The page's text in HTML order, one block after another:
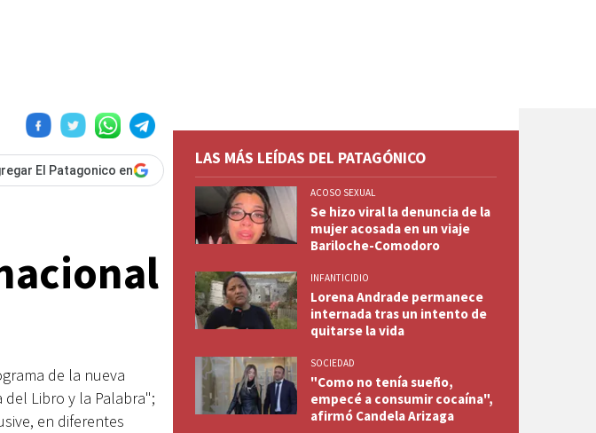
El Patagonico en
de la nueva
Libro y la Palabra";
en diferentes
LAS MÁS LEÍDAS DEL PATAGÓNICO
ACOSO SEXUAL
Se hizo viral la denuncia de la
mujer acosada en un viaje
Bariloche-Comodoro
INFANTICIDIO
Lorena Andrade permanece
internada tras un intento de
quitarse la vida
SOCIEDAD
"Como no tenía sueño,
empecé a consumir cocaína",
afirmó Candela Arizaga